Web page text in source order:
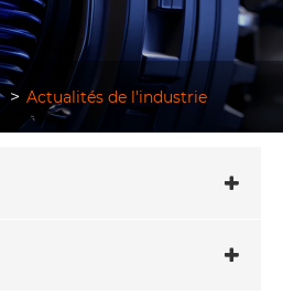
Actualités de l'industrie